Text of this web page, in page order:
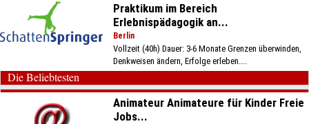
Praktikum im Bereich
Erlebnispädagogik an...
Berlin
Vollzeit (40h) Dauer: 3-6 Monate Grenzen überwinden,
Denkweisen ändern, Erfolge erleben....
Die Beliebtesten
Animateur Animateure für Kinder Freie
Jobs...